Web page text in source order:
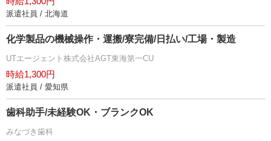
派遣社員 / 北海道
化学製品の機械操作・運搬/寮完備/日払い/工場・製造
UTエージェント株式会社AGT東海第一CU
時給1,300円
派遣社員 / 愛知県
歯科助手/未経験OK・ブランクOK
みなづき歯科